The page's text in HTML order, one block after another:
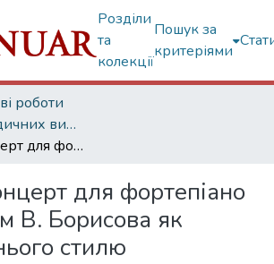
Розділи
та
колекції
Пошук за
критеріями
роботи
Статті з періодичних видань
Перший концерт для фортепіано з оркестром В. Борисова як зразок пізнього стилю
для фортепіано
В. Борисова як
стилю